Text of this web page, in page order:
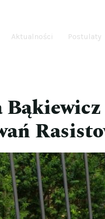
Aktualności Postulaty